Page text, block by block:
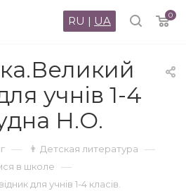
0
RU | UA
учнів 1-4
Н.О.
— 👨 Детская литература —
в школе —
для учнів 1-4 класів.